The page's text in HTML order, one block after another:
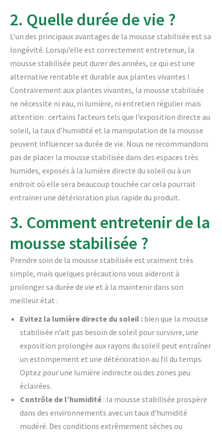
2. Quelle durée de vie ?
L’un des principaux avantages de la mousse stabilisée est sa
longévité. Lorsqu’elle est correctement entretenue, la
mousse stabilisée peut durer des années, ce qui est une
alternative rentable et durable aux plantes vivantes !
Contrairement aux plantes vivantes, la mousse stabilisée
ne nécessite ni eau, ni lumière, ni entretien régulier mais
attention : certains facteurs tels que l’exposition directe au
soleil, la taux d’humidité et la manipulation de la mousse
peuvent influencer sa durée de vie. Nous ne recommandons
pas de placer la mousse stabilisée dans des espaces très
humides, exposés à la lumière directe du soleil ou à un
endroit où elle sera beaucoup touchée car cela pourrait
entrainer une détérioration plus rapide du produit.
3. Comment entretenir de la
mousse stabilisée ?
Prendre soin de la mousse stabilisée est vraiment très
simple, mais quelques précautions vous aideront à
prolonger sa durée de vie et à la maintenir dans son
meilleur état :
Evitez la lumière directe du soleil : bien que la mousse
stabilisée n’ait pas besoin de soleil pour survivre, une
exposition prolongée aux rayons du soleil peut entraîner
un estompement et une détérioration au fil du temps.
Optez pour une lumière indirecte ou des zones peu
éclairées.
Contrôle de l’humidité : la mousse stabilisée prospère
dans des environnements avec un taux d’humidité
modéré. Des conditions extrêmement sèches ou